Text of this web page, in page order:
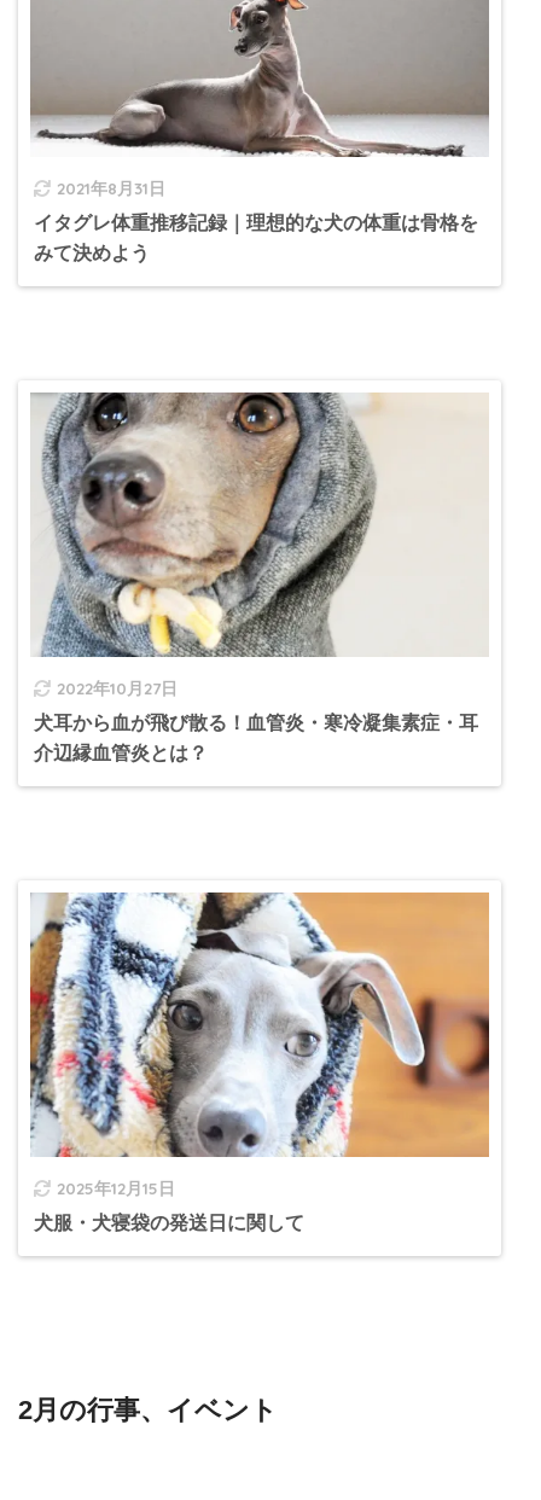
2021年8月31日
イタグレ体重推移記録｜理想的な犬の体重は骨格を
みて決めよう
2022年10月27日
犬耳から血が飛び散る！血管炎・寒冷凝集素症・耳
介辺縁血管炎とは？
2025年12月15日
犬服・犬寝袋の発送日に関して
2月の行事、イベント